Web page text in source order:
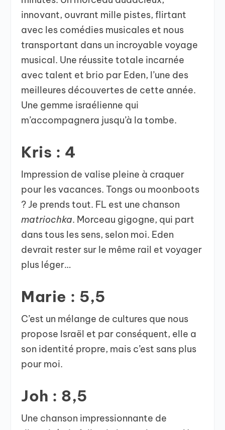
innovant, ouvrant mille pistes, flirtant
avec les comédies musicales et nous
transportant dans un incroyable voyage
musical. Une réussite totale incarnée
avec talent et brio par Eden, l’une des
meilleures découvertes de cette année.
Une gemme israélienne qui
m’accompagnera jusqu’à la tombe.
Kris : 4
Impression de valise pleine à craquer
pour les vacances. Tongs ou moonboots
? Je prends tout. FL est une chanson
matriochka. Morceau gigogne, qui part
dans tous les sens, selon moi. Eden
devrait rester sur le même rail et voyager
plus léger…
Marie : 5,5
C’est un mélange de cultures que nous
propose Israël et par conséquent, elle a
son identité propre, mais c’est sans plus
pour moi.
Joh : 8,5
Une chanson impressionnante de